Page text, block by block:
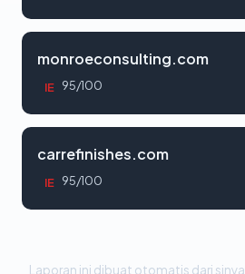
monroeconsulting.com
IE 95/100
carrefinishes.com
IE 95/100
Laporan ini dibuat otomatis dari